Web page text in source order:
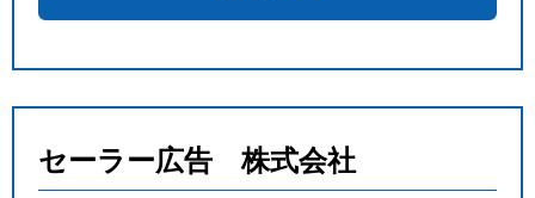
セーラー広告 株式会社